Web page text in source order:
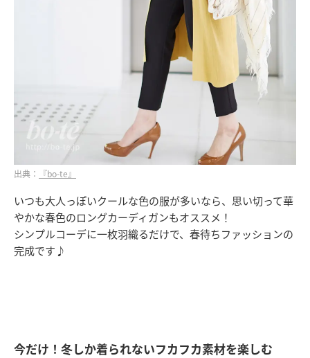
出典： 『bo-te』
いつも大人っぽいクールな色の服が多いなら、思い切って華
やかな春色のロングカーディガンもオススメ！
シンプルコーデに一枚羽織るだけで、春待ちファッションの
完成です♪
今だけ！冬しか着られないフカフカ素材を楽しむ